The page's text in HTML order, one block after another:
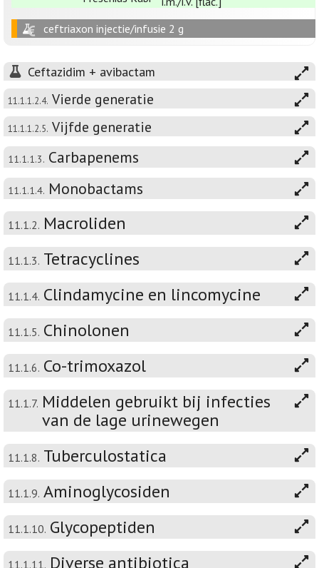
ceftriaxon injectie/infusie 2 g
Ceftazidim + avibactam
11.1.1.2.4. Vierde generatie
11.1.1.2.5. Vijfde generatie
11.1.1.3. Carbapenems
11.1.1.4. Monobactams
11.1.2. Macroliden
11.1.3. Tetracyclines
11.1.4. Clindamycine en lincomycine
11.1.5. Chinolonen
11.1.6. Co-trimoxazol
11.1.7. Middelen gebruikt bij infecties
van de lage urinewegen
11.1.8. Tuberculostatica
11.1.9. Aminoglycosiden
11.1.10. Glycopeptiden
11.1.11. Diverse antibiotica